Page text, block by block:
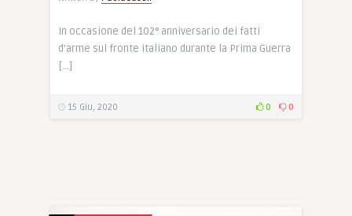
In occasione del 102° anniversario dei fatti
d’arme sul fronte italiano durante la Prima Guerra
[…]
15 Giu, 2020 0 0